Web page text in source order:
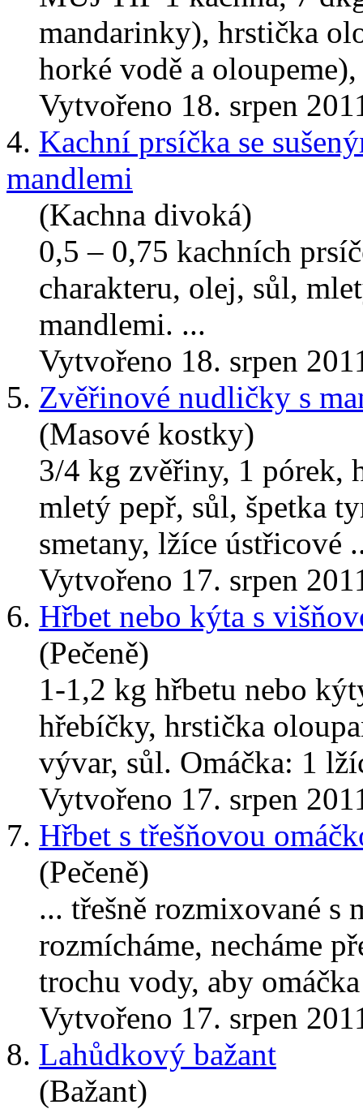
mandarinky), hrstička
horké vodě a
Vytvořeno 18. srpen
4. Kachní prsíčka se
mandlemi
(Kachna divoká)
0,5 – 0,75 kachních
charakteru, olej, sůl,
mandlemi. ...
Vytvořeno 18. srpen
5. Zvěřinové nudličky s
(Masové kostky)
3/4 kg zvěřiny, 1 pórek,
mletý pepř, sůl, špetka
smetany, lžíce ústřicové
Vytvořeno 17. srpen
6. Hřbet nebo kýta s
(Pečeně)
1-1,2 kg hřbetu nebo
hřebíčky, hrstička
vývar, sůl. Omáčka: 1
Vytvořeno 17. srpen
7. Hřbet s třešňovou
(Pečeně)
... třešně rozmixované s
rozmícháme, necháme
trochu vody, aby
Vytvořeno 17. srpen
8. Lahůdkový bažant
(Bažant)